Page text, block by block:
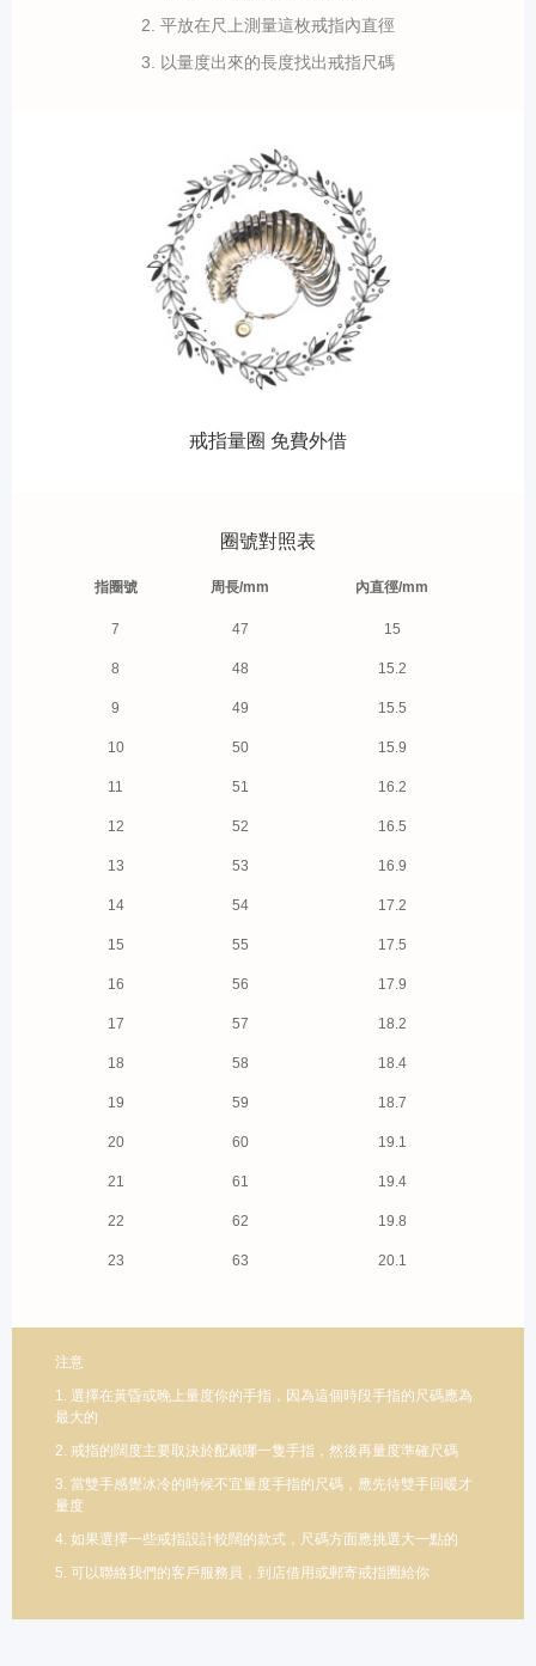
2. 平放在尺上測量這枚戒指內直徑
3. 以量度出來的長度找出戒指尺碼
戒指量圈 免費外借
圈號對照表
指圈號 周長/mm 內直徑/mm
7 47 15
8 48 15.2
9 49 15.5
10 50 15.9
11 51 16.2
12 52 16.5
13 53 16.9
14 54 17.2
15 55 17.5
16 56 17.9
17 57 18.2
18 58 18.4
19 59 18.7
20 60 19.1
21 61 19.4
22 62 19.8
23 63 20.1
注意
1. 選擇在黃昏或晚上量度你的手指，因為這個時段手指的尺碼應為
最大的
2. 戒指的闊度主要取決於配戴哪一隻手指，然後再量度準確尺碼
3. 當雙手感覺冰冷的時候不宜量度手指的尺碼，應先待雙手回暖才
量度
4. 如果選擇一些戒指設計較闊的款式，尺碼方面應挑選大一點的
5. 可以聯絡我們的客戶服務員，到店借用或郵寄戒指圈給你